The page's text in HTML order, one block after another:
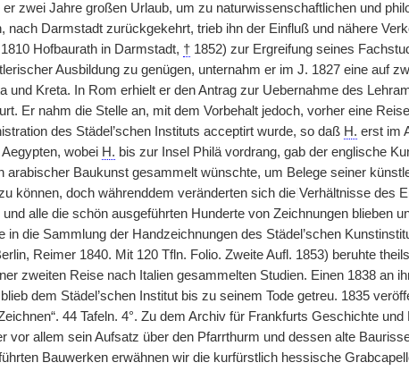
zwei Jahre großen Urlaub, um zu naturwissenschaftlichen und
Darmstadt zurückgekehrt, trieb ihn der Einfluß und nähere
Hofbaurath in Darmstadt, †1852) zur Ergreifung seines
Ausbildung zu genügen, unternahm er im J. 1827 eine auf
und Kreta. In Rom erhielt er den Antrag zur Uebernahme des
Er nahm die Stelle an, mit dem Vorbehalt jedoch, vorher eine
des Städel’schen Instituts acceptirt wurde, so daß H. erst im
wobei H. bis zur Insel Philä vordrang, gab der englische
arabischer Baukunst gesammelt wünschte, um Belege seiner
können, doch währenddem veränderten sich die| Verhältnisse des
alle die schön ausgeführten Hunderte von Zeichnungen blieben
die Sammlung der Handzeichnungen des Städel’schen
Reimer 1840. Mit 120 Tfln. Folio. Zweite Aufl. 1853) beruhte
zweiten Reise nach Italien gesammelten Studien. Einen 1838 an
dem Städel’schen Institut bis zu seinem Tode getreu. 1835
44 Tafeln. 4°. Zu dem Archiv für Frankfurts Geschichte und
vor allem sein Aufsatz über den Pfarrthurm und dessen alte
Bauwerken erwähnen wir die kurfürstlich hessische